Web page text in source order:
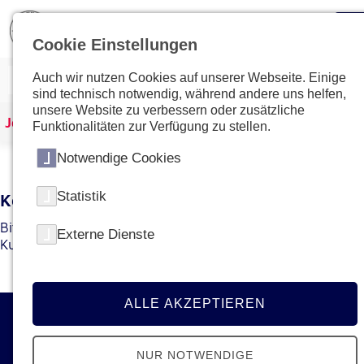
Johanniter Österreich Kurse & Ausbildungen
Kein Kurs mit dieser ID gefunden
Bitte gehen Sie zur Übersichtsseite
Kurs bzw. die gewünschte Ausbildung zu finden.
Cookie Einstellungen
Auch wir nutzen Cookies auf unserer Webseite. Einige
sind technisch notwendig, während andere uns helfen,
unsere Website zu verbessern oder zusätzliche
Funktionalitäten zur Verfügung zu stellen.
Notwendige Cookies
Statistik
Externe Dienste
ALLE AKZEPTIEREN
NUR NOTWENDIGE